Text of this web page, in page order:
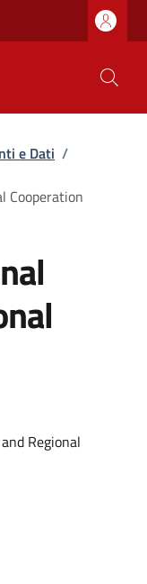
e Dati /
Cooperation
Regional